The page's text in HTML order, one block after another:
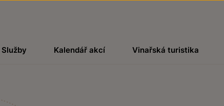
Služby Kalendář akcí Vinařská turistika